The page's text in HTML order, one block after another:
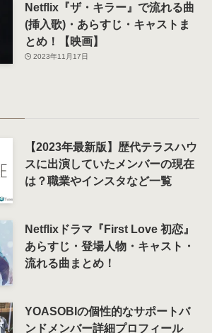
Netflix『ザ・キラー』で流れる曲
(挿入歌)・あらすじ・キャストま
とめ！【映画】
2023年11月17日
【2023年最新版】歴代テラスハウ
スに出演していたメンバーの現在
は？職業やインスタなど一覧
Netflixドラマ『First Love 初恋』
あらすじ・登場人物・キャスト・
流れる曲まとめ！
YOASOBIの個性的なサポートバ
ンドメンバー詳細プロフィール